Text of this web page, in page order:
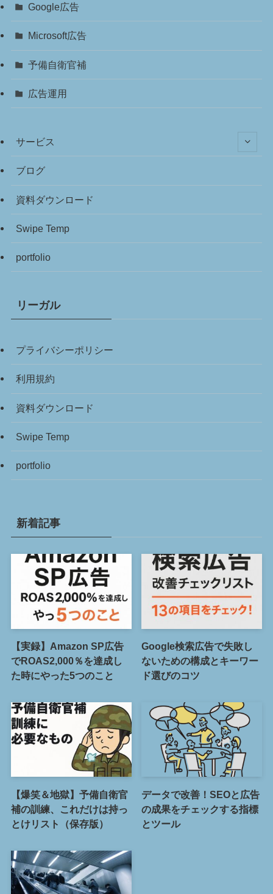
Google広告
Microsoft広告
予備自衛官補
広告運用
サービス
ブログ
資料ダウンロード
Swipe Temp
portfolio
リーガル
プライバシーポリシー
利用規約
資料ダウンロード
Swipe Temp
portfolio
新着記事
【実録】Amazon SP広告
でROAS2,000％を達成し
た時にやった5つのこと
Google検索広告で失敗し
ないための構成とキーワー
ド選びのコツ
【爆笑＆地獄】予備自衛官
補の訓練、これだけは持っ
とけリスト（保存版）
データで改善！SEOと広告
の成果をチェックする指標
とツール